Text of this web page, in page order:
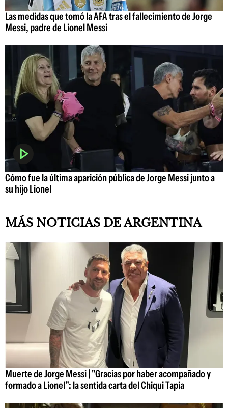
Las medidas que tomó la AFA tras el fallecimiento de Jorge
Messi, padre de Lionel Messi
Cómo fue la última aparición pública de Jorge Messi junto a
su hijo Lionel
MÁS NOTICIAS DE ARGENTINA
Muerte de Jorge Messi | "Gracias por haber acompañado y
formado a Lionel": la sentida carta del Chiqui Tapia